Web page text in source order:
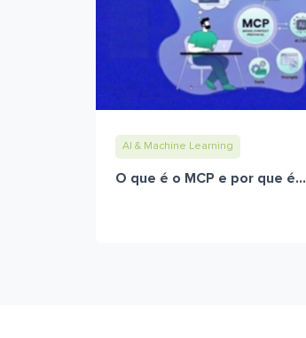
AI & Machine Learning
O que é o MCP e por que é...